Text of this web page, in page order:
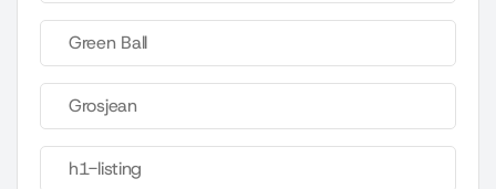
Green Ball
Grosjean
h1-listing